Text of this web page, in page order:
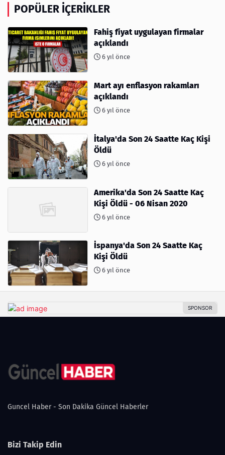
POPÜLER İÇERIKLER
Fahiş fiyat uygulayan firmalar
açıklandı
6 yıl önce
Mart ayı enflasyon rakamları
açıklandı
6 yıl önce
İtalya'da Son 24 Saatte Kaç Kişi
Öldü
6 yıl önce
Amerika'da Son 24 Saatte Kaç
Kişi Öldü - 06 Nisan 2020
6 yıl önce
İspanya'da Son 24 Saatte Kaç
Kişi Öldü
6 yıl önce
Guncel Haber - Son Dakika Güncel Haberler
Bizi Takip Edin